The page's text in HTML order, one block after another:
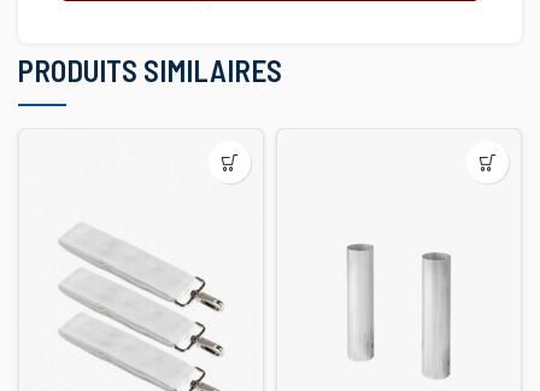
PRODUITS SIMILAIRES